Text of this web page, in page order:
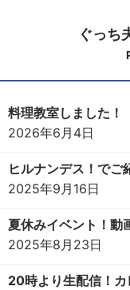
ぐっち
料理教室しました！
2026年6月4日
ヒルナンデス！でご
2025年9月16日
夏休みイベント！動
2025年8月23日
20時より生配信！カ